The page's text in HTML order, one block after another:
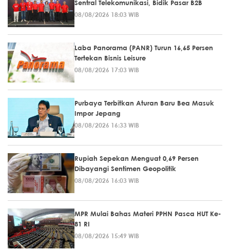
Sentral Telekomunikasi, Bidik Pasar B2B
08/08/2026 18:03 WIB
Laba Panorama (PANR) Turun 16,65 Persen
Tertekan Bisnis Leisure
08/08/2026 17:03 WIB
Purbaya Terbitkan Aturan Baru Bea Masuk
Impor Jepang
08/08/2026 16:33 WIB
Rupiah Sepekan Menguat 0,69 Persen
Dibayangi Sentimen Geopolitik
08/08/2026 16:03 WIB
MPR Mulai Bahas Materi PPHN Pasca HUT Ke-
81 RI
08/08/2026 15:49 WIB